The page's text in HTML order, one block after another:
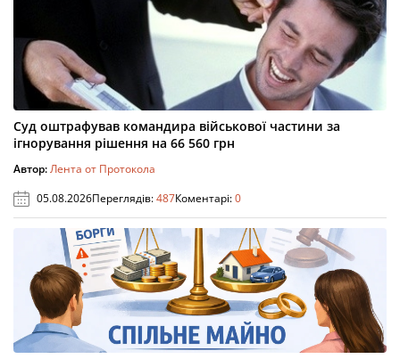
Суд оштрафував командира військової частини за
ігнорування рішення на 66 560 грн
Автор:Лента от Протокола
05.08.2026Переглядів:487Коментарі:0